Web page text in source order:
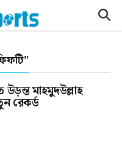
উড়ন্ত মাহমুদউল্লাহ
রেকর্ড